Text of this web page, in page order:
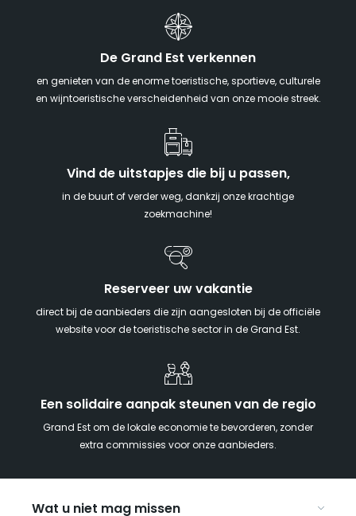
De Grand Est verkennen
en genieten van de enorme toeristische, sportieve, culturele
en wijntoeristische verscheidenheid van onze mooie streek.
Vind de uitstapjes die bij u passen,
in de buurt of verder weg, dankzij onze krachtige
zoekmachine!
Reserveer uw vakantie
direct bij de aanbieders die zijn aangesloten bij de officiële
website voor de toeristische sector in de Grand Est.
Een solidaire aanpak steunen van de regio
Grand Est om de lokale economie te bevorderen, zonder
extra commissies voor onze aanbieders.
Wat u niet mag missen